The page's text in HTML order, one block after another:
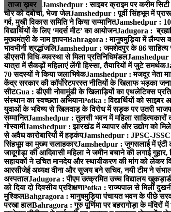
ताजा ख़बर Jamshedpur : साइबर क्राइम पर करीम
चोर को दबोचा, भेजा जेलJamshedpur : पूर्वी सिंहभूम में
गर्व, मुखी विकास समिति ने किया सम्मानितJamshedpur : 10
विद्यार्थियों के लिए ‘मदर्स मीट’ का आयोजनJadugora :
मुख्यमंत्री के नाम ज्ञापनBahragora : मानुषमुड़िया में लैम्पस
भावभीनी श्रद्धांजलिJamshedpur : जमशेदपुर के 86 साहित्य
डीएसपी विधि-व्यवस्था से मिला प्रतिनिधिमंडलJamshedpur :
यात्रा में सैकड़ों महिलाएं लेंगी हिस्सा, तैयारियों में जुटे समर्थक
70 सदस्यों ने किया जलाभिषेकJamshedpur : मजदूर नेता
केंद्र सरकार की कॉर्पोरेटपरस्त नीतियों के खिलाफ भड़का
सीटGua : डीएवी नोवामुंडी के खिलाड़ियों का एथलेटिक्स
संस्थान का स्वच्छता अभियानPotka : विद्यार्थियों को
युवाओं के भविष्य से खिलवाड़ के विरोध में सड़क पर उतरी
सम्मानितJamshedpur : तुलसी भवन में महिला साहित्यकारों
गोस्वामीJamshedpur : झारखंड में व्यापार और उद्योग को
से अवैध कारोबारियों में हड़कंपJamshedpur : JPSC-JSSC
सिंहभूम का मुख्य सलाहकारJamshedpur : जुगसलाई में एंटी
जादूगोड़ा की आदिवासी महिला ने जमीन बचाने की लगाई
सहायकों ने उचित मानदेय और स्थायीकरण की मांग को लेकर
आरसीजेई अध्यक्ष वीना और सुजय बने सचिव, नयी टीम ने
अस्पतालJadugora : पीएम उत्क्रमित उच्च विद्यालय
को दिया दो दिवसीय प्रशिक्षणPotka : राज्यपाल से मिलीं
मुश्किलBahgragora : मानुषमुड़िया पंचायत भवन के पीछे
परखा हालBahragora : गुरु पूर्णिमा पर बहरागोड़ा के मंदिरों में